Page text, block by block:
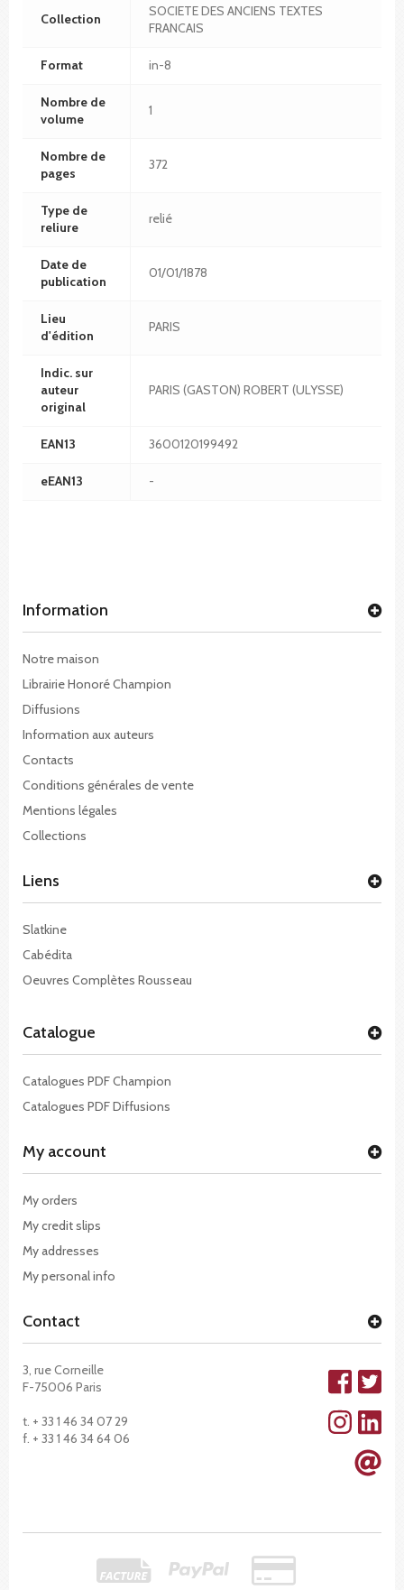
Collection
SOCIETE DES ANCIENS TEXTES
FRANCAIS
Format in-8
Nombre de
volume
1
Nombre de
pages
372
Type de
reliure
relié
Date de
publication
01/01/1878
Lieu
d'édition
PARIS
Indic. sur
auteur
original
PARIS (GASTON) ROBERT (ULYSSE)
EAN13 3600120199492
eEAN13 -
Information
Notre maison
Librairie Honoré Champion
Diffusions
Information aux auteurs
Contacts
Conditions générales de vente
Mentions légales
Collections
Liens
Slatkine
Cabédita
Oeuvres Complètes Rousseau
Catalogue
Catalogues PDF Champion
Catalogues PDF Diffusions
My account
My orders
My credit slips
My addresses
My personal info
Contact
3, rue Corneille
F-75006 Paris
t. + 33 1 46 34 07 29
f. + 33 1 46 34 64 06